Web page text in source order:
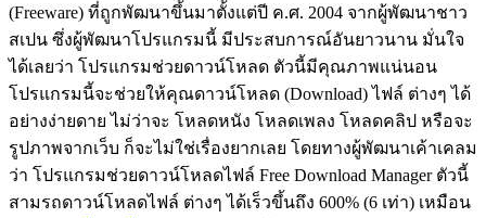
(Freeware) ที่ถูกพัฒนาขึ้นมาตั้งแต่ปี ค.ศ. 2004 จากผู้พัฒนาชาว
สเปน ซึ่งผู้พัฒนาโปรแกรมนี้ มีประสบการณ์อันยาวนาน มั่นใจ
ได้เลยว่า โปรแกรมช่วยดาวน์โหลด ตัวนี้มีคุณภาพแน่นอน
โปรแกรมนี้จะช่วยให้คุณดาวน์โหลด (Download) ไฟล์ ต่างๆ ได้
อย่างง่ายดาย ไม่ว่าจะ โหลดหนัง โหลดเพลง โหลดคลิป หรือจะ
รูปภาพจากเว็บ ก็จะไม่ใช่เรื่องยากเลย โดยทางผู้พัฒนาเค้าเคลม
ว่า โปรแกรมช่วยดาวน์โหลดไฟล์ Free Download Manager ตัวนี้
สามรถดาวน์โหลดไฟล์ ต่างๆ ได้เร็วขึ้นถึง 600% (6 เท่า) เหมือน